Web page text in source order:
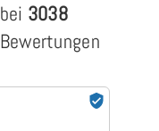
bei 3038
Bewertungen